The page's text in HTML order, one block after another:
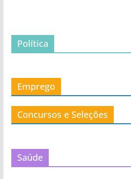
Política
Emprego
Concursos e Seleções
Saúde